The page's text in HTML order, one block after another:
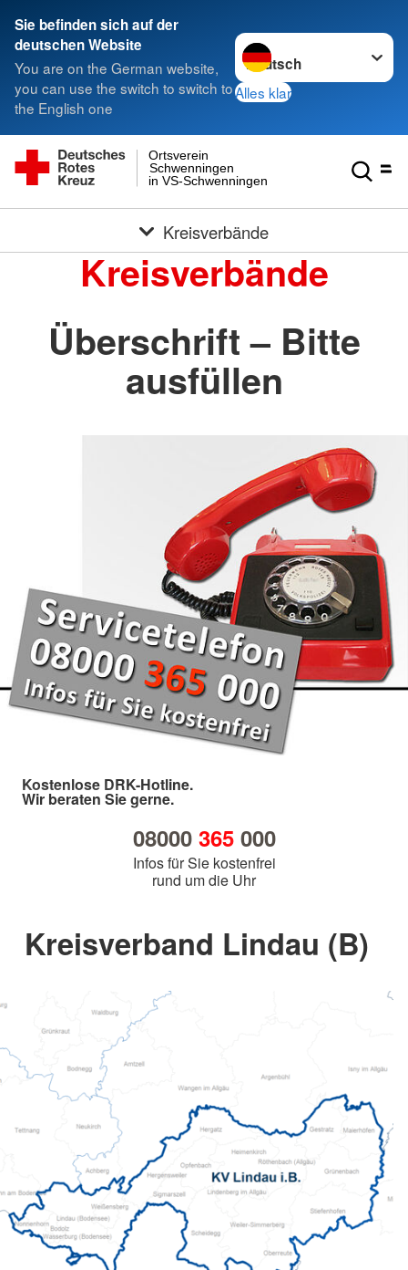
Sie befinden sich auf der
deutschen Website
You are on the German website,
you can use the switch to switch to
the English one
Sprache wechseln zu
Alles klar
in VS-Schwenningen
Schwenningen
Ortsverein
Kreisverbände
Kreisverbände
Überschrift – Bitte
ausfüllen
Kostenlose DRK-Hotline.
Wir beraten Sie gerne.
08000 365000
Infos für Sie kostenfrei
rund um die Uhr
Kreisverband Lindau (B)